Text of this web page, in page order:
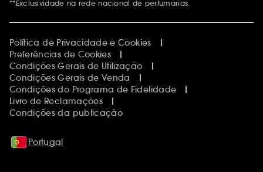
**Exclusividade na rede nacional de perfumarias.
Política de Privacidade e Cookies
Preferências de Cookies
Condições Gerais de Utilização
Condições Gerais de Venda
Condições do Programa de Fidelidade
Livro de Reclamações
Condições da publicação
Portugal